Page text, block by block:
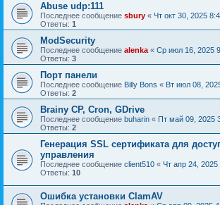
Abuse udp:111
Последнее сообщение sbury « Чт окт 30, 2025
Ответы: 1
ModSecurity
Последнее сообщение alenka « Ср июл 16, 2025
Ответы: 3
Порт панели
Последнее сообщение Billy Bons « Вт июл 08,
Ответы: 2
Brainy CP, Cron, GDrive
Последнее сообщение buharin « Пт май 09, 2025
Ответы: 2
Генерация SSL сертификата для
управления
Последнее сообщение client510 « Чт апр 24, 2025
Ответы: 10
Ошибка установки ClamAV